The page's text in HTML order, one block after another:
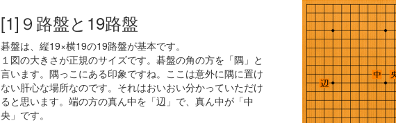
[1]９路盤と19路盤
碁盤は、縦19×横19の19路盤が基本です。
１図の大きさが正規のサイズです。碁盤の角の方を「隅」と
言います。隅っこにある印象ですね。ここは意外に隅に置け
ない肝心な場所なのです。それはおいおい分かっていただけ
ると思います。端の方の真ん中を「辺」で、真ん中が「中
央」です。